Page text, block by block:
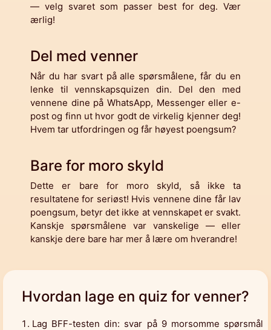
— velg svaret som passer best for deg. Vær
ærlig!
Del med venner
Når du har svart på alle spørsmålene, får du en
lenke til vennskapsquizen din. Del den med
vennene dine på WhatsApp, Messenger eller e-
post og finn ut hvor godt de virkelig kjenner deg!
Hvem tar utfordringen og får høyest poengsum?
Bare for moro skyld
Dette er bare for moro skyld, så ikke ta
resultatene for seriøst! Hvis vennene dine får lav
poengsum, betyr det ikke at vennskapet er svakt.
Kanskje spørsmålene var vanskelige — eller
kanskje dere bare har mer å lære om hverandre!
Hvordan lage en quiz for venner?
Lag BFF-testen din: svar på 9 morsomme spørsmål